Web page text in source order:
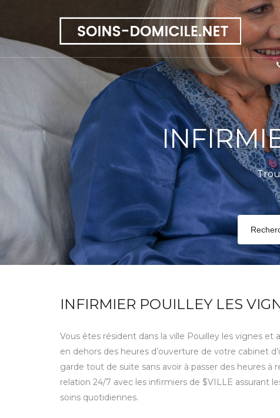
INFIRMIER POUILLEY LES
Vous êtes résident dans la ville Pouilley les vignes
en dehors des heures d’ouverture de votre cabinet
garde tout de suite sans avoir à passer des heures
relation 24/7 avec les infirmiers de $VILLE assurant
soins quotidiennes.